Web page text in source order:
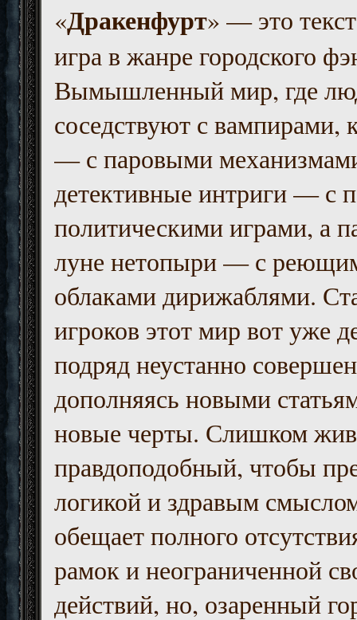
«Дракенфурт» — это
игра в жанре городского
Вымышленный мир, где
соседствуют с вампирами,
— с паровыми
детективные интриги — с
политическими играми, а
луне нетопыри — с
облаками дирижаблями.
игроков этот мир вот уже
подряд неустанно
дополняясь новыми
новые черты. Слишком
правдоподобный, чтобы
логикой и здравым
обещает полного
рамок и неограниченной
действий, но, озаренный